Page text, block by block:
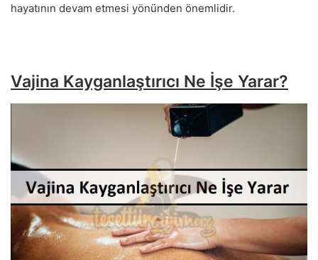
hayatının devam etmesi yönünden önemlidir.
Vajina Kayganlaştırıcı Ne İşe Yarar?